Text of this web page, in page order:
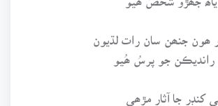
ھون جنھن سان رات لڌيون
جو پرسُ ھُيو
کنڊر جا آثار مڙھي